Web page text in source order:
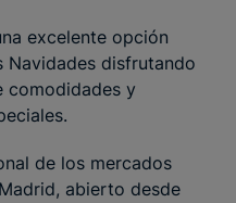
excelente opción
Navidades disfrutando
comodidades y
de los mercados
abierto desde